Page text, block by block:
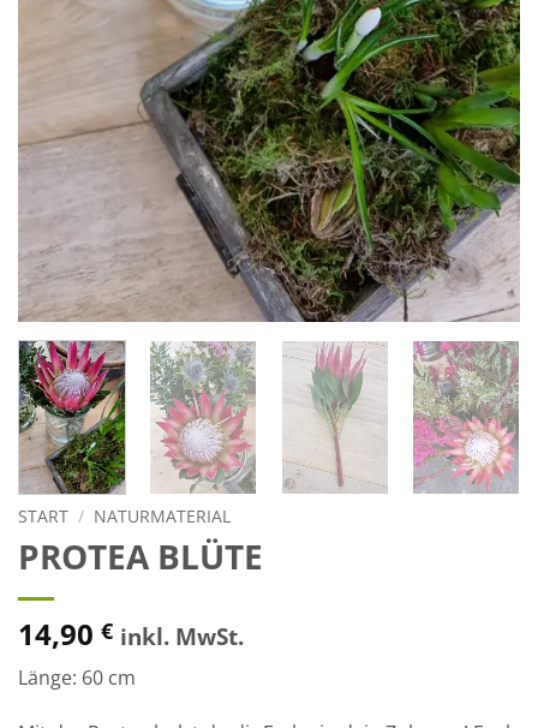
START / NATURMATERIAL
PROTEA BLÜTE
14,90 € inkl. MwSt.
Länge: 60 cm